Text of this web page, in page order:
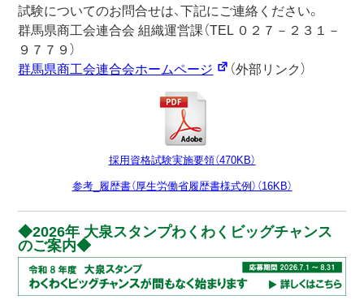
試験についてのお問合せは、下記にご連絡ください。
群馬県商工会連合会 組織運営課（TEL ０２７－２３１－
９７７９）
群馬県商工会連合会ホームページ
（外部リンク）
採用資格試験実施要領（470KB）
参考_履歴書（厚生労働省履歴書様式例）（16KB）
2026年 大泉スタンプわくわくビッグチャンス
のご案内